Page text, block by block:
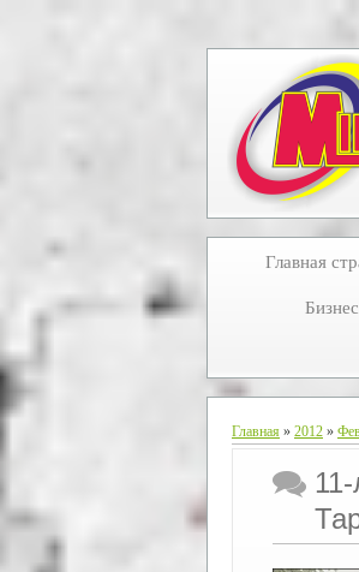
Главная
Главная » 2012 »